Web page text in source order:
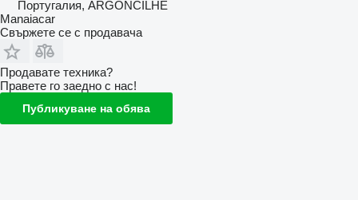
Португалия, ARGONCILHE
Manaiacar
Свържете се с продавача
Продавате техника?
Правете го заедно с нас!
Публикуване на обява